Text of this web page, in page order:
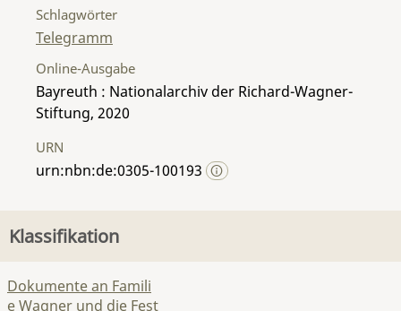
Schlagwörter
Telegramm
Online-Ausgabe
Bayreuth : Nationalarchiv der Richard-Wagner-
Stiftung, 2020
URN
urn:nbn:de:0305-100193
Klassifikation
Dokumente an Famili
e Wagner und die Fest